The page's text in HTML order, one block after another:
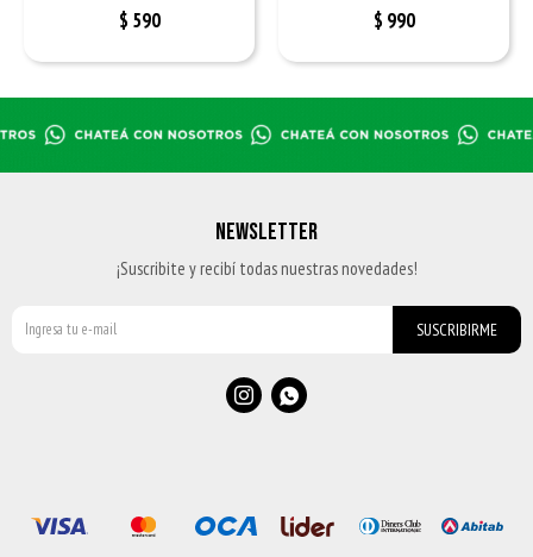
$ 590 $ 990
NEWSLETTER
¡Suscribite y recibí todas nuestras novedades!
SUSCRIBIRME
 